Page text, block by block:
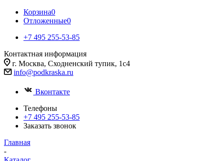
Корзина0
Отложенные0
+7 495 255-53-85
Контактная информация
г. Москва, Сходненский тупик, 1с4
info@podkraska.ru
Вконтакте
Телефоны
+7 495 255-53-85
Заказать звонок
Главная
-